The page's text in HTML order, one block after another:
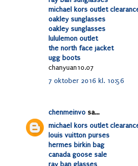
michael kors outlet
oakley sunglasses
oakley sunglasses
lululemon outlet
the north face jacket
ugg boots
chanyuan10.07
7 oktober 2016 kl. 10:56
chenmeinv0 sa...
michael kors outlet
louis vuitton purses
hermes birkin bag
canada goose sale
ray ban glasses